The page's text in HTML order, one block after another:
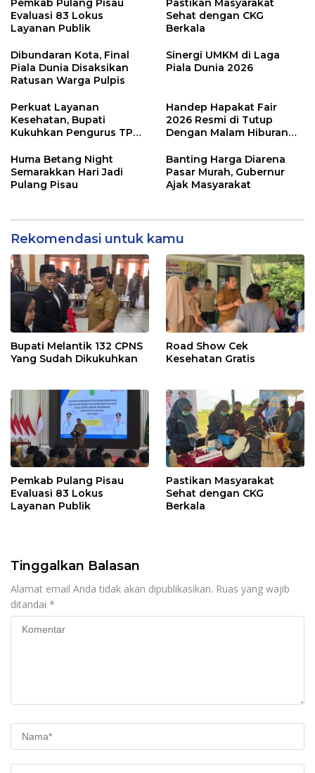
Pemkab Pulang Pisau
Evaluasi 83 Lokus
Layanan Publik
Pastikan Masyarakat
Sehat dengan CKG
Berkala
Dibundaran Kota, Final
Piala Dunia Disaksikan
Ratusan Warga Pulpis
Sinergi UMKM di Laga
Piala Dunia 2026
Perkuat Layanan
Kesehatan, Bupati
Kukuhkan Pengurus TP
Handep Hapakat Fair
2026 Resmi di Tutup
Dengan Malam Hiburan
Huma Betang Night
Semarakkan Hari Jadi
Pulang Pisau
Banting Harga Diarena
Pasar Murah, Gubernur
Ajak Masyarakat
Rekomendasi untuk kamu
Bupati Melantik 132 CPNS
Yang Sudah Dikukuhkan
Road Show Cek
Kesehatan Gratis
Pemkab Pulang Pisau
Evaluasi 83 Lokus
Layanan Publik
Pastikan Masyarakat
Sehat dengan CKG
Berkala
Tinggalkan Balasan
Alamat email Anda tidak akan dipublikasikan. Ruas yang wajib
ditandai *